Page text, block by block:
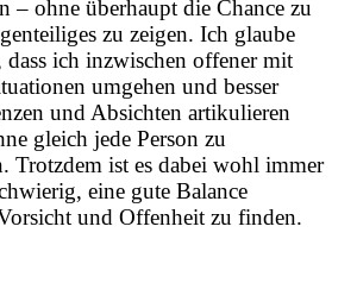
– ohne überhaupt die Chance zu
zu zeigen. Ich glaube
ich inzwischen offener mit
umgehen und besser
und Absichten artikulieren
gleich jede Person zu
Trotzdem ist es dabei wohl immer
eine gute Balance
und Offenheit zu finden.